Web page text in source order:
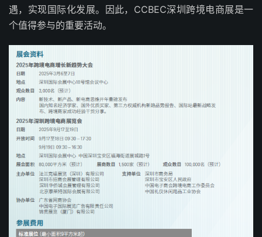
遇，实现国际化发展。因此，CCBEC深圳跨境电商展是一
个值得参与的重要活动。